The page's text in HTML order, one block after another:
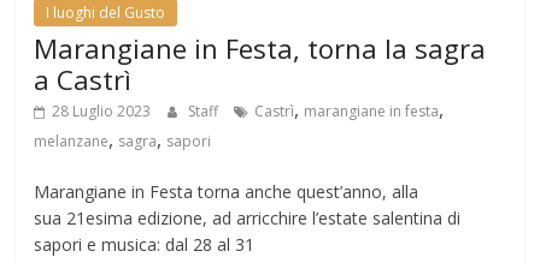
I luoghi del Gusto
Marangiane in Festa, torna la sagra
a Castrì
28 Luglio 2023 Staff Castrì, marangiane in festa,
melanzane, sagra, sapori
Marangiane in Festa torna anche quest’anno, alla
sua 21esima edizione, ad arricchire l’estate salentina di
sapori e musica: dal 28 al 31